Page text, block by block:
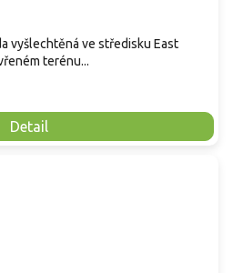
Detail
vyšlechtěná ve středisku East
terénu...